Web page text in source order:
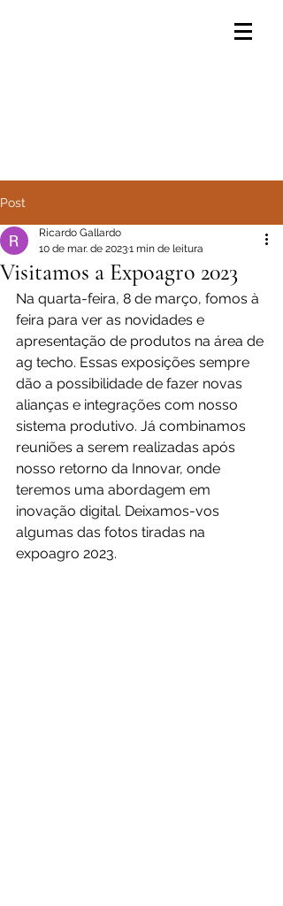
Post
Visitamos a Expoagro 2023
Ricardo Gallardo
10 de mar. de 20231 min de leitura
Na quarta-feira, 8 de março, fomos à
feira para ver as novidades e
apresentação de produtos na área de
ag techo. Essas exposições sempre
dão a possibilidade de fazer novas
alianças e integrações com nosso
sistema produtivo. Já combinamos
reuniões a serem realizadas após
nosso retorno da Innovar, onde
teremos uma abordagem em
inovação digital. Deixamos-vos
algumas das fotos tiradas na
expoagro 2023.